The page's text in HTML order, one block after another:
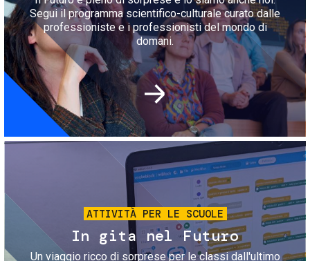
Segui il programma scientifico-culturale curato dalle
professioniste e i professionisti del mondo di
domani.
Immagine
ATTIVITÀ PER LE SCUOLE
In gita nel Futuro
Un viaggio ricco di sorprese per le classi dall'ultimo